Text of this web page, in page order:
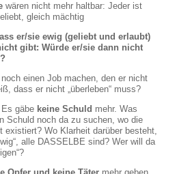
wären nicht mehr haltbar: Jeder ist
gleich mächtig
er/sie ewig (geliebt und erlaubt)
gibt: Würde er/sie dann nicht
einen Job machen, den er nicht
dass er nicht „überleben“ muss?
gäbe keine Schuld mehr. Was
Schuld noch da zu suchen, wo die
existiert? Wo Klarheit darüber besteht,
alle DASSELBE sind? Wer will da